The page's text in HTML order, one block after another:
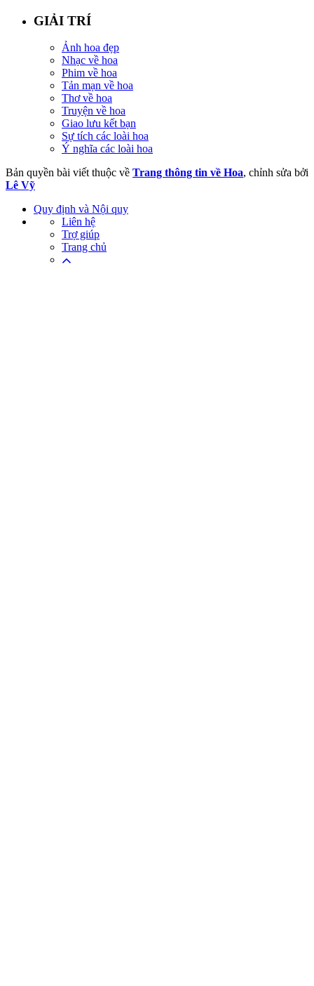
GIẢI TRÍ
Ảnh hoa đẹp
Nhạc về hoa
Phim về hoa
Tản mạn về hoa
Thơ về hoa
Truyện về hoa
Giao lưu kết bạn
Sự tích các loài hoa
Ý nghĩa các loài hoa
Bản quyền bài viết thuộc về Trang thông tin về Hoa, chỉnh sửa bởi
Lê Vỹ
Quy định và Nội quy
Liên hệ
Trợ giúp
Trang chủ